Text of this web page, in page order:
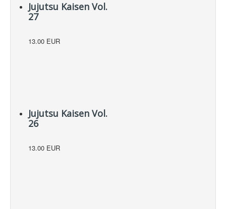
Jujutsu Kaisen Vol.
27
13.00 EUR
Jujutsu Kaisen Vol.
26
13.00 EUR